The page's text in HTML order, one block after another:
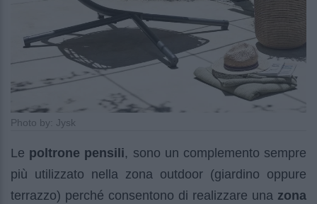
Photo by: Jysk
Le poltrone pensili, sono un complemento sempre
più utilizzato nella zona outdoor (giardino oppure
terrazzo) perché consentono di realizzare una zona